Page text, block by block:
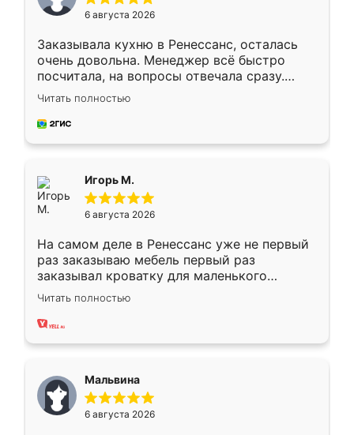
6 августа 2026
Заказывала кухню в Ренессанс, осталась
очень довольна. Менеджер всё быстро
посчитала, на вопросы отвечала сразу.
Замерщик приехал в субботу, подошёл к
делу со всей ответственностью. Собрали
за день, ребята работали аккуратно, даже
Читать полностью
Игорь М.
6 августа 2026
На самом деле в Ренессанс уже не первый
раз заказываю мебель первый раз
заказывал кроватку для маленького
ребёнка при его рождении ,во второй раз
заказал шкаф-купе. По качеству очень
хорошее сборка достаточно быстрая,
меньше, здесь же он более разнообразный.
Мне нравится ,если что-то потребуется из
мебели буду заказывать только здесь.
Читать полностью
Мальвина
6 августа 2026